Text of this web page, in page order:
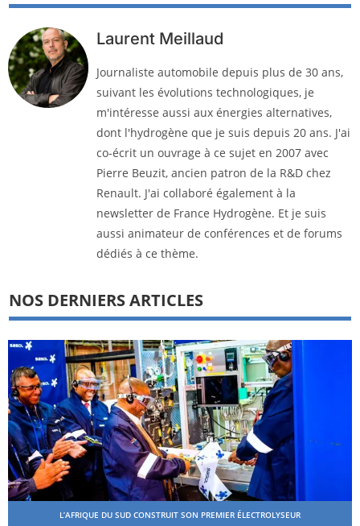
Laurent Meillaud
Journaliste automobile depuis plus de 30 ans,
suivant les évolutions technologiques, je
m'intéresse aussi aux énergies alternatives,
dont l'hydrogène que je suis depuis 20 ans. J'ai
co-écrit un ouvrage à ce sujet en 2007 avec
Pierre Beuzit, ancien patron de la R&D chez
Renault. J'ai collaboré également à la
newsletter de France Hydrogène. Et je suis
aussi animateur de conférences et de forums
dédiés à ce thème.
NOS DERNIERS ARTICLES
L’AFRIQUE DU SUD CONSTRUIT SON PREMIER ÉLECTROLYSEUR